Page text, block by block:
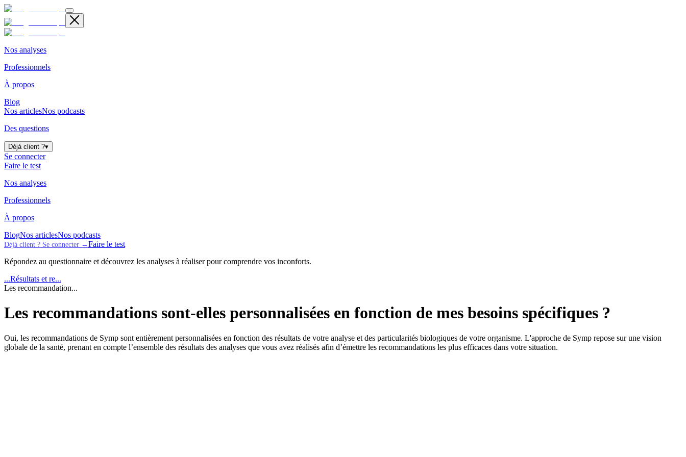
Nos analyses
Professionnels
À propos
Blog
Nos articlesNos podcasts
Des questions
Déjà client ?▾
Se connecter
Faire le test
Nos analyses
Professionnels
À propos
BlogNos articlesNos podcasts
Déjà client ? Se connecter → Faire le test
Répondez au questionnaire et découvrez les analyses à réaliser pour comprendre vos inconforts.
...Résultats et re...
Les recommandation...
Les recommandations sont-elles personnalisées en fonction de mes besoins spécifiques ?
Oui, les recommandations de Symp sont entièrement personnalisées en fonction des résultats de votre analyse et des particularités biologiques de votre organisme. L'approche de Symp repose sur une vision
globale de la santé, prenant en compte l’ensemble des résultats des analyses que vous avez réalisés afin d’émettre les recommandations les plus efficaces dans votre situation.